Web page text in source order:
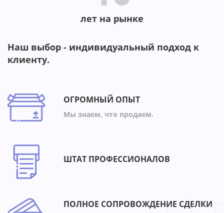
лет на рынке
Наш выбор - индивидуальный подход к
клиенту.
ОГРОМНЫЙ ОПЫТ
Мы знаем, что продаем.
ШТАТ ПРОФЕССИОНАЛОВ
ПОЛНОЕ СОПРОВОЖДЕНИЕ СДЕЛКИ